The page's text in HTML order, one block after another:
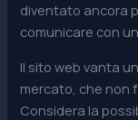
diventato ancora
comunicare con
Il sito web vanta
mercato, che non
Considera la